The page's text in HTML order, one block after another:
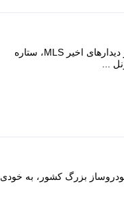
در دیدارهای اخیر MLS، ستاره های سرشناس شب متفاوتی را پشت سر گذاشتند. نواندیش: در دیدارهای اخیر MLS، ستاره
...
بزرگ کشور، به خودی